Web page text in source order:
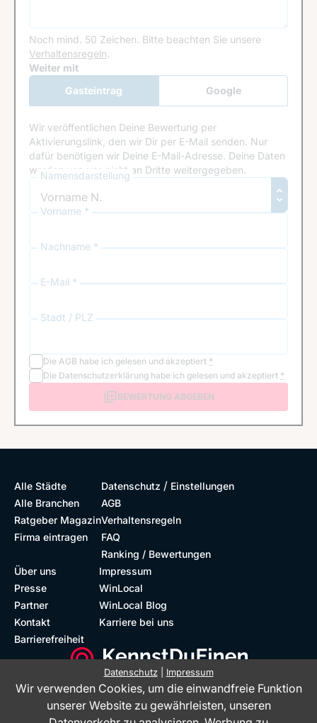
Noch mind. 50 Zeichen. Bitte beachten Sie unsere
Verhaltensregeln.
Google Recaptcha
Weiter mit
Gasteintrag
Google
Anmeldung
Wir veröffentlichen Deine Bewertung per
Aktivierungslink, den wir Dir per E-Mail senden. Nur
dafür benötigen wir Deine E-Mail-Adresse. Deine Daten
werden von uns nicht an Dritte weitergegeben.
Namensdarstellung
Vorname *
Nachname *
E-Mail *
Stadt / PLZ
Die AGB habe ich gelesen und akzeptiert *
Die Datenschutzerklärung habe ich gelesen und akzeptiert *
BEWERTUNG ABGEBEN
Alle Städte
Alle Branchen
Ratgeber Magazin
Firma eintragen
Datenschutz / Einstellungen
AGB
Verhaltensregeln
FAQ
Ranking / Bewertungen
Über uns
Presse
Partner
Kontakt
Barrierefreiheit
Impressum
WinLocal
WinLocal Blog
Karriere bei uns
Datenschutz| Impressum
Wir verwenden Cookies, um die einwandfreie Funktion
unserer Website zu gewährleisten, unseren